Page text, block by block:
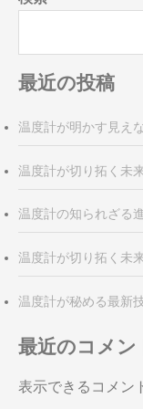
シ
ョ
ン
最近の投稿
温度計が明かす見え
温度計が切り拓く未
温度計の知られざる
温度計が切り拓く未
温度計が秘める最新
最近のコメン
表示できるコメン